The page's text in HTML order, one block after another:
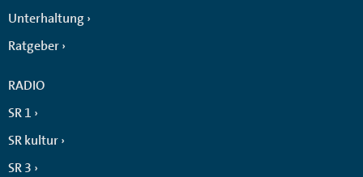
Unterhaltung
Ratgeber
RADIO
SR 1
SR kultur
SR 3